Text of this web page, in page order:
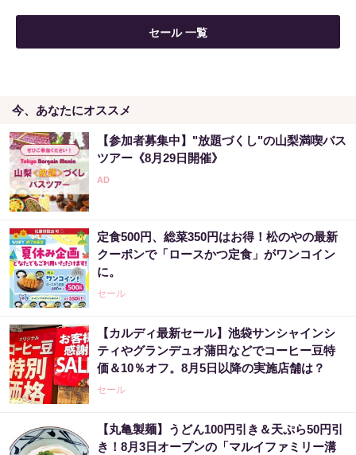
セール 一覧
今、あなたにオススメ
【参加者募集中】"放題づくし"の山梨満喫バス
ツアー《8月29日開催》
定食500円、総菜350円はお得！松のやの最新
クーポンで「ロースかつ定食」がワンコイン
に。
セール
【カルディ最新セール】池袋サンシャインシ
ティやグランデュオ蒲田などでコーヒー豆特
価＆10％オフ。8月5日以降の実施店舗は？
セール
【丸亀製麺】うどん100円引き＆天ぷら50円引
き！8月3日オープンの「マルイファミリー溝